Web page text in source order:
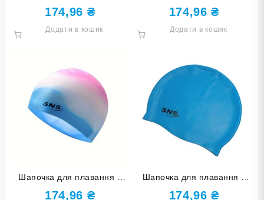
футлярі SNS мультиколір
SC-Ц5
174,96 ₴
Додати в кошик
футлярі SNS жовта SC-Ж
174,96₴
Додати в кошик
Шапочка для плавання у
футлярі SNS мультиколір
174,96 ₴
Шапочка для плавання у
футлярі SNS блакитна SC-Г
174,96₴